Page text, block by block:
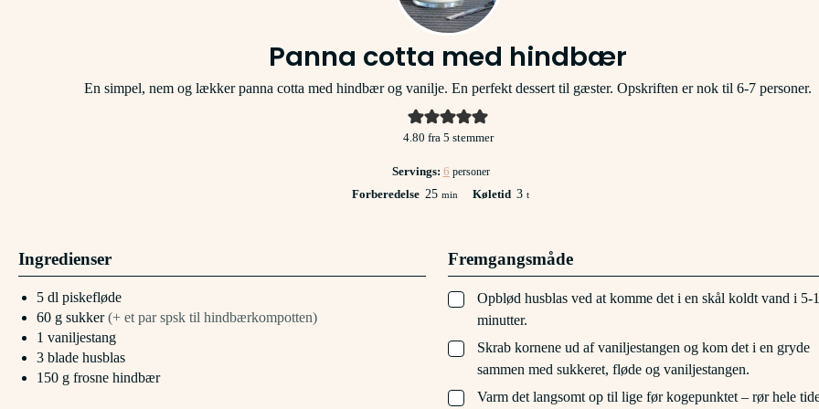
Panna cotta med hindbær
En simpel, nem og lækker panna cotta med hindbær og vanilje. En perfekt dessert til gæster. Opskriften er nok til 6-7 personer.
4.80 fra 5 stemmer
Servings: 6 personer
Forberedelse 25minutter
min Køletid 3timer
t
Ingredienser
5 dl piskefløde
60 g sukker (+ et par spsk til hindbærkompotten)
1 vaniljestang
3 blade husblas
150 g frosne hindbær
Fremgangsmåde
▢
Opblød husblas ved at komme det i en skål koldt vand i 5-
minutter.
▢
Skrab kornene ud af vaniljestangen og kom det i en gryde
sammen med sukkeret, fløde og vaniljestangen.
▢
Varm det langsomt op til lige før kogepunktet – rør hele